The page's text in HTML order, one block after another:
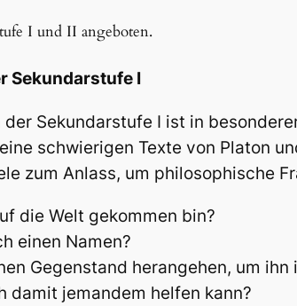
I und II angeboten.
Sekundarstufe I
Sekundarstufe I ist in
schwierigen Texte von Platon
zum Anlass, um philosophische
die Welt gekommen bin?
einen Namen?
Gegenstand herangehen, um
damit jemandem helfen kann?